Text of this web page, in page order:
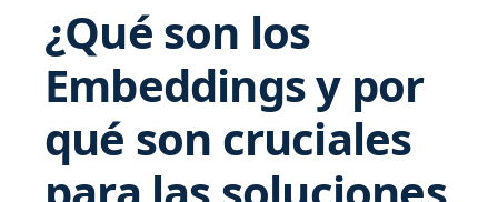
¿Qué son los
Embeddings y por
qué son cruciales